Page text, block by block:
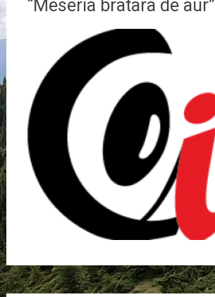
“Meseria bratara de aur”